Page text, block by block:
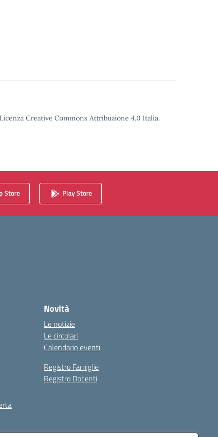
Creative Commons Attribuzione 4.0 Italia.
Store Play Store
Novità
Le notizie
Le circolari
Calendario eventi
Registro Famiglie
Registro Docenti